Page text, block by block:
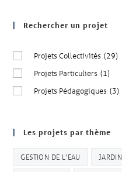
Rechercher un projet
Projets Collectivités (29)
Projets Particuliers (1)
Projets Pédagogiques (3)
Les projets par thème
GESTION DE L'EAU JARDIN